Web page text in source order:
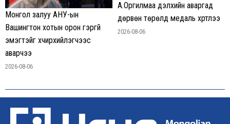
Монгол залуу АНУ-ын
Вашингтон хотын орон гэргүй
эмэгтэйг хүчирхийлэгчээс
аварчээ
2026-08-06
А.Оргилмаа дэлхийн аваргад
дөрвөн төрөлд медаль хүртлээ
2026-08-06